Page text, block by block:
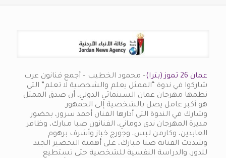
عمان 26 تموز (بترا)
– محمود الخطيب – أجمع فنانون عرب
شاركوا في ندوة “الممثل يعلم والشخصية لا تعلم” التي
نظمها مهرجان عمان السينمائي الدولي، أن صدق الممثل
هو أكبر عامل يصل بالشخصية إلى الجمهور.
وشارك في الندوة التي أدارها الفنان أحمد سرور، بحضور
مديرة المهرجان ندى دوماني، الفنانون صبا مبارك، وظافر
العابدين، وكارمن لبس، وجورج خباز وأشرف برهوم.
وشددت الفنانة صبا مبارك، على أهمية التحضير الجيد
للدور، والدراسة النفسية للشخصية حتى تستطيع